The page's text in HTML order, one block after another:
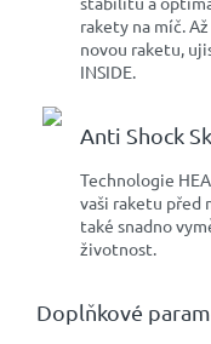
rakety na míč.
novou raketu,
INSIDE.
Anti Shock
Technologie
vaši raketu před
také snadno
životnost.
Doplňkové